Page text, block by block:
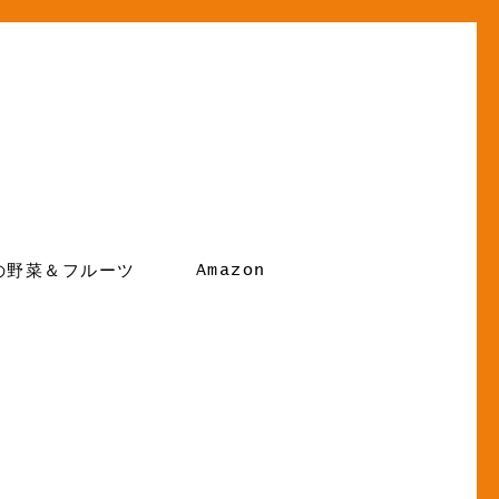
野菜＆フルーツ Amazon